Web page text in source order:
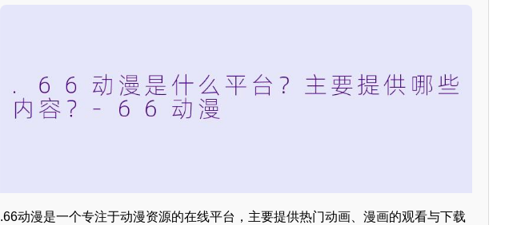
.66动漫是一个专注于动漫资源的在线平台，主要提供热门动画、漫画的观看与下载